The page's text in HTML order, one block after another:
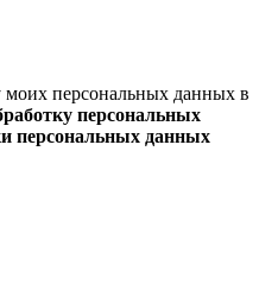
моих персональных данных в
персональных
персональных данных